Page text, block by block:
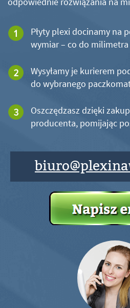
Płyty plexi docinamy na
wymiar – co do milimetra
Wysyłamy je kurierem
do wybranego
Oszczędzasz dzięki
producenta, pomijając